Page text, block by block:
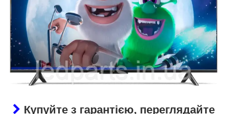
Купуйте з гарантією, переглядайте